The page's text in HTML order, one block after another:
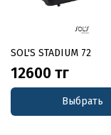
SOL'S STADIUM 72
12600 тг
Выбрать